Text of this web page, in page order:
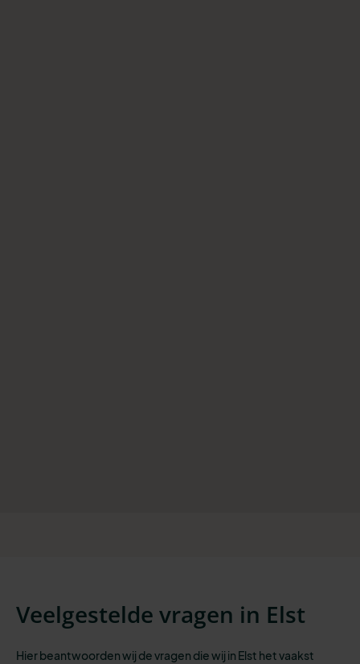
Veelgestelde vragen in Elst
Hier beantwoorden wij de vragen die wij in Elst het vaakst